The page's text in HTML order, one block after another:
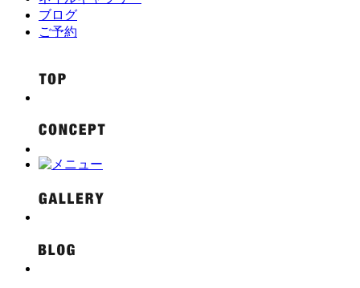
ブログ
ご予約